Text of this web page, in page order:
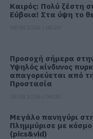
Καιρός: Πολύ ζέστη
Εύβοια! Στα ύψη το
Προσοχή σήμερα
Υψηλός κίνδυνος
απαγορεύεται από
Προστασία
Μεγάλο πανηγύρι
Πλημμύρισε με
(pics&vid)